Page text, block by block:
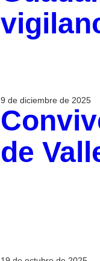
9 de diciembre de 2025
de